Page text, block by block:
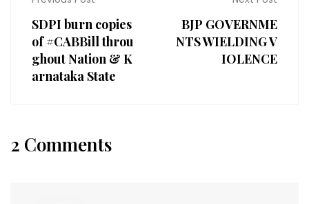
SDPI burn copies
of #CABBill throu
ghout Nation & K
arnataka State
BJP GOVERNME
NTS WIELDING V
IOLENCE
2 Comments